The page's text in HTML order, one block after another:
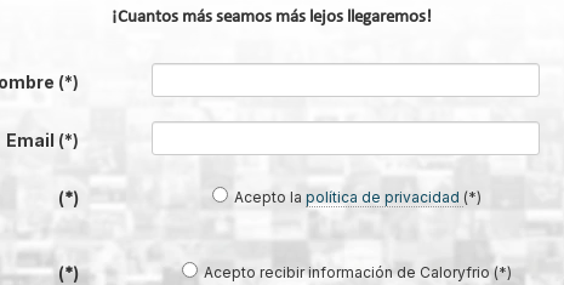
exterior INvi25 de Aeroconfort
sin unidad exterior
utiliza especialmente
sin dañar su
del patrimonio, donde
¡Cuantos más seamos más lejos llegaremos!
(*)
Email (*)
(*) Acepto lapolítica de privacidad (*)
(*) Acepto recibir información de Caloryfrio (*)